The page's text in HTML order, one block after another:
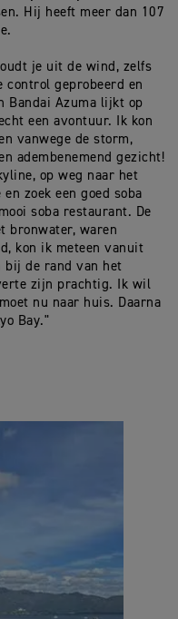
Hij heeft meer dan 107
je uit de wind, zelfs
control geprobeerd en
Bandai Azuma lijkt op
een avontuur. Ik kon
vanwege de storm,
adembenemend gezicht!
op weg naar het
zoek een goed soba
soba restaurant. De
bronwater, waren
kon ik meteen vanuit
bij de rand van het
zijn prachtig. Ik wil
nu naar huis. Daarna
Bay."